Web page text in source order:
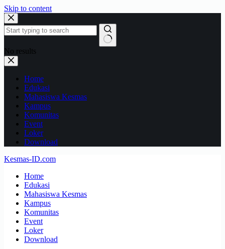
Skip to content
No results
Home
Edukasi
Mahasiswa Kesmas
Kampus
Komunitas
Event
Loker
Download
Kesmas-ID.com
Home
Edukasi
Mahasiswa Kesmas
Kampus
Komunitas
Event
Loker
Download